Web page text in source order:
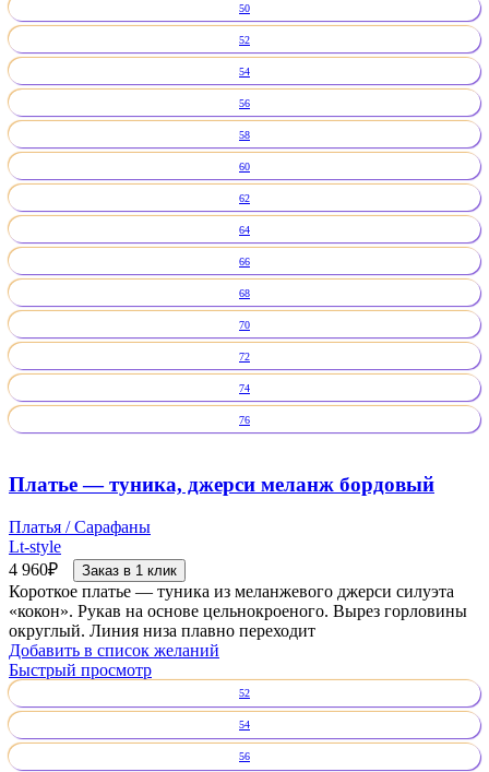
50
52
54
56
58
60
62
64
66
68
70
72
74
76
Платье — туника, джерси меланж бордовый
Платья / Сарафаны
Lt-style
4 960₽ Заказ в 1 клик
Короткое платье — туника из меланжевого джерси силуэта
«кокон». Рукав на основе цельнокроеного. Вырез горловины
округлый. Линия низа плавно переходит
Добавить в список желаний
Быстрый просмотр
52
54
56